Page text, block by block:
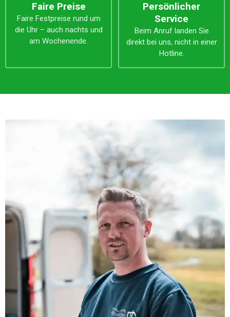
Faire Preise
Faire Festpreise rund um
die Uhr – auch nachts und
am Wochenende.
Persönlicher
Service
Beim Anruf landen Sie
direkt bei uns, nicht in einer
Hotline.